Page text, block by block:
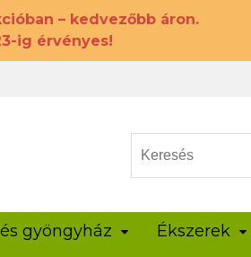
– kedvezőbb áron.
ig érvényes!
gyöngyház Ékszerek